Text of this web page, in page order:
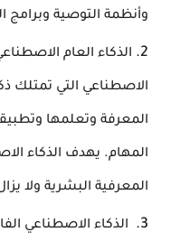
وأنظمة التوصية وبرامج
الاصطناعي التي تمتلك
المعرفة وتعلمها
المهام. يهدف الذكاء
المعرفية البشرية ولا